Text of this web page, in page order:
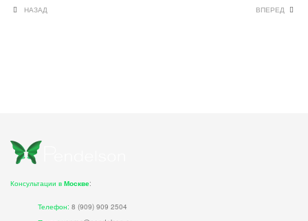
НАЗАД ВПЕРЕД
Консультации в Москве:
Телефон: 8 (909) 909 2504